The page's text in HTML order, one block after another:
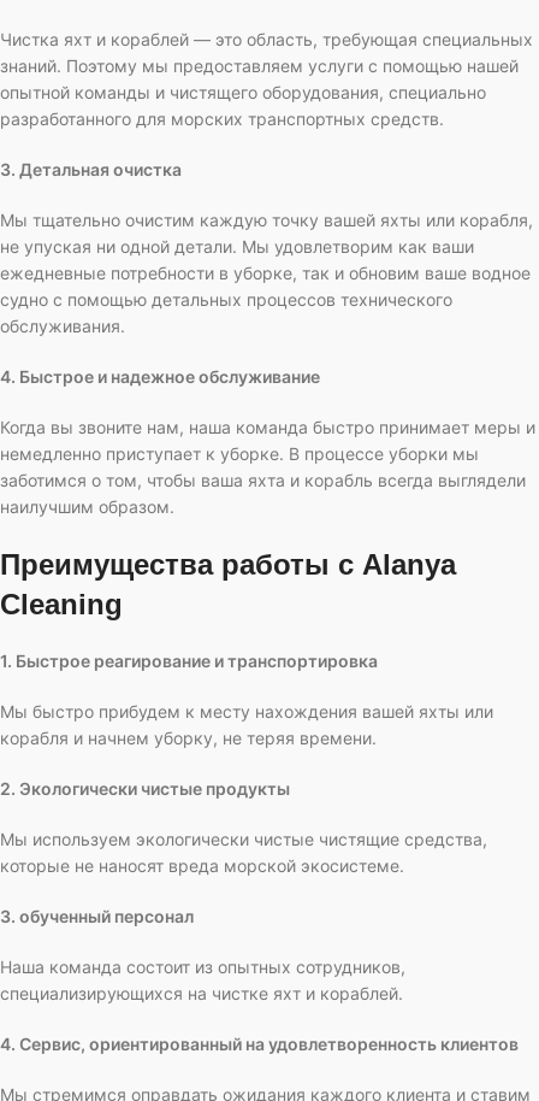
Чистка яхт и кораблей — это область, требующая специальных
знаний. Поэтому мы предоставляем услуги с помощью нашей
опытной команды и чистящего оборудования, специально
разработанного для морских транспортных средств.
3. Детальная очистка
Мы тщательно очистим каждую точку вашей яхты или корабля,
не упуская ни одной детали. Мы удовлетворим как ваши
ежедневные потребности в уборке, так и обновим ваше водное
судно с помощью детальных процессов технического
обслуживания.
4. Быстрое и надежное обслуживание
Когда вы звоните нам, наша команда быстро принимает меры и
немедленно приступает к уборке. В процессе уборки мы
заботимся о том, чтобы ваша яхта и корабль всегда выглядели
наилучшим образом.
Преимущества работы с Alanya
Cleaning
1. Быстрое реагирование и транспортировка
Мы быстро прибудем к месту нахождения вашей яхты или
корабля и начнем уборку, не теряя времени.
2. Экологически чистые продукты
Мы используем экологически чистые чистящие средства,
которые не наносят вреда морской экосистеме.
3. обученный персонал
Наша команда состоит из опытных сотрудников,
специализирующихся на чистке яхт и кораблей.
4. Сервис, ориентированный на удовлетворенность клиентов
Мы стремимся оправдать ожидания каждого клиента и ставим